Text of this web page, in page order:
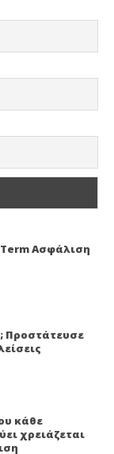
Ασφάλιση
Προστάτευσε
κάθε
χρειάζεται